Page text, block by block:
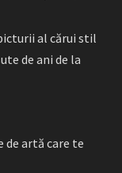
al cărui stil
de ani de la
de artă care te